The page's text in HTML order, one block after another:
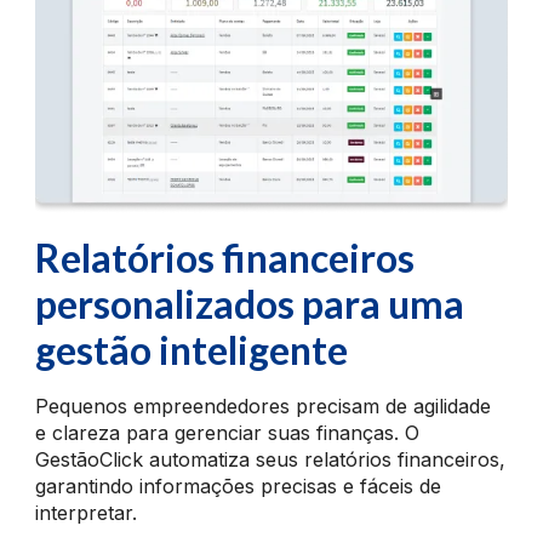
Relatórios financeiros
personalizados para uma
gestão inteligente
Pequenos empreendedores precisam de agilidade
e clareza para gerenciar suas finanças. O
GestãoClick automatiza seus relatórios financeiros,
garantindo informações precisas e fáceis de
interpretar.